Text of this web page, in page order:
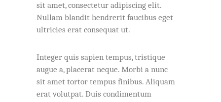
sit amet, consectetur adipiscing elit.
Nullam blandit hendrerit faucibus eget
ultricies erat consequat ut.
Integer quis sapien tempus, tristique
augue a, placerat neque. Morbi a nunc
sit amet tortor tempus finibus. Aliquam
erat volutpat. Duis condimentum